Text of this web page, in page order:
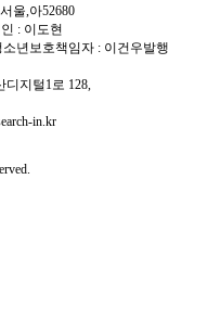
울,아52680
: 이도현
년보호책임자 : 이건우ㅤㅤㅤㅤㅤ발행
지털1로 128,
in.kr